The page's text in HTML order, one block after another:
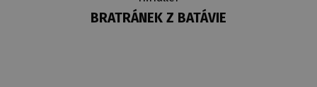
BRATRÁNEK Z BATÁVIE